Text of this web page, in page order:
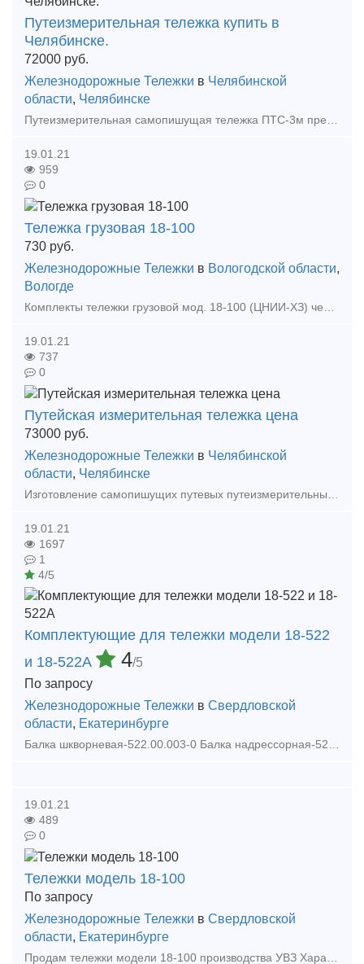
Путеизмерительная тележка купить в
Челябинске.
72000 руб.
Железнодорожные Тележки в Челябинской
области, Челябинске
Путеизмерительная самопишущая тележка ПТС-3м предназначена для измерения ширины железнодорожной колеи в диапазоне от 1510 до 1560 мм и превышения одного рельса над другим (уровня) до +/- 125 м
19.01.21
959
0
Тележка грузовая 18-100
730 руб.
Железнодорожные Тележки в Вологодской области,
Вологде
Комплекты тележки грузовой мод. 18-100 (ЦНИИ-ХЗ) черт. 100.00.000-0СБ ГОСТ 9246-2004 из деталей 2012-13г. производства Тамбовский ВРЗ ОАО "ВРМ" Стоимость одной тележки 730.000 р
19.01.21
737
0
Путейская измерительная тележка цена
73000 руб.
Железнодорожные Тележки в Челябинской
области, Челябинске
19.01.21
1697
1
4/5
Комплектующие для тележки модели 18-522
и 18-522А
4/5
По запросу
Железнодорожные Тележки в Свердловской
области, Екатеринбурге
19.01.21
489
0
Тележки модель 18-100
По запросу
Железнодорожные Тележки в Свердловской
области, Екатеринбурге